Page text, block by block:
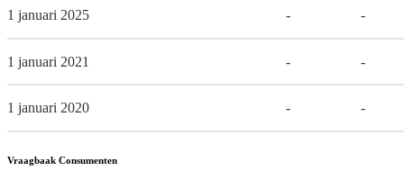
1 januari 2025 - -
1 januari 2021 - -
1 januari 2020 - -
Vraagbaak Consumenten